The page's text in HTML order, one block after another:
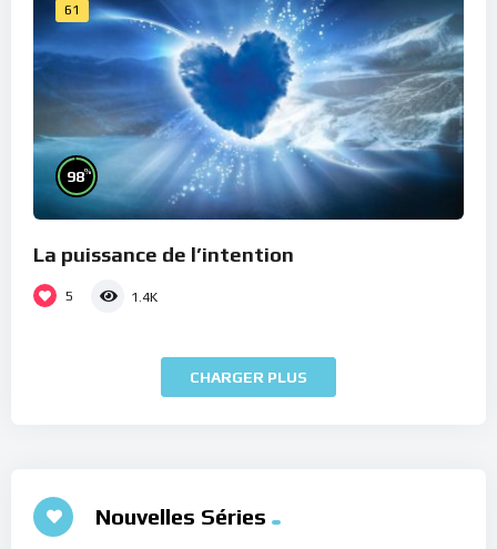
61
98%
La puissance de l’intention
5 1.4K
CHARGER PLUS
Nouvelles Séries